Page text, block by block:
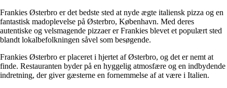
Frankies Østerbro er det bedste sted at nyde ægte italiensk pizza og en
fantastisk madoplevelse på Østerbro, København. Med deres
autentiske og velsmagende pizzaer er Frankies blevet et populært sted
blandt lokalbefolkningen såvel som besøgende.
Frankies Østerbro er placeret i hjertet af Østerbro, og det er nemt at
finde. Restauranten byder på en hyggelig atmosfære og en indbydende
indretning, der giver gæsterne en fornemmelse af at være i Italien.